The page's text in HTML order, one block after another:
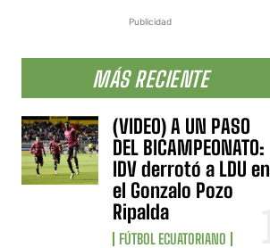
Publicidad
MÁS RECIENTE
(VIDEO) A UN PASO
DEL BICAMPEONATO:
IDV derrotó a LDU en
el Gonzalo Pozo
Ripalda
FÚTBOL ECUATORIANO